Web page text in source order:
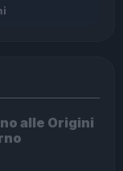
alle Origini